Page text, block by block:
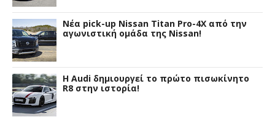
Νέα pick-up Nissan Titan Pro-4X από την
αγωνιστική ομάδα της Nissan!
Η Audi δημιουργεί το πρώτο πισωκίνητο
R8 στην ιστορία!